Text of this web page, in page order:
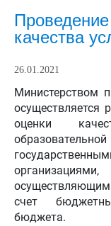
качества
26.01.2021
Министерством
осуществляется
оценки
счет
бюджета.